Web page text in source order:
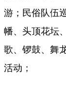
游；民俗队伍
幡、头顶花坛
歌、锣鼓、舞
活动；